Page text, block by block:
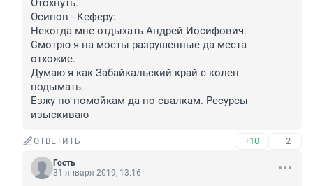
Отохнуть.
Осипов - Кеферу:
Некогда мне отдыхать Андрей Иосифович.
Смотрю я на мосты разрушенные да места
отхожие.
Думаю я как Забайкальский край с колен
подымать.
Езжу по помойкам да по свалкам. Ресурсы
изыскиваю
ОТВЕТИТЬ +10 –2
Гость
31 января 2019, 13:16